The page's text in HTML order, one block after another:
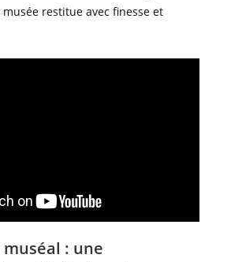
restitue avec finesse et
: une